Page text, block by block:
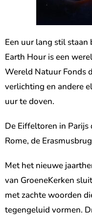
Een uur lang stil staan
Earth Hour is een
Wereld Natuur Fonds
verlichting en andere
uur te doven.
De Eiffeltoren in Parijs
Rome, de
Met het nieuwe
van GroeneKerken
met zachte woorden
tegengeluid vormen.